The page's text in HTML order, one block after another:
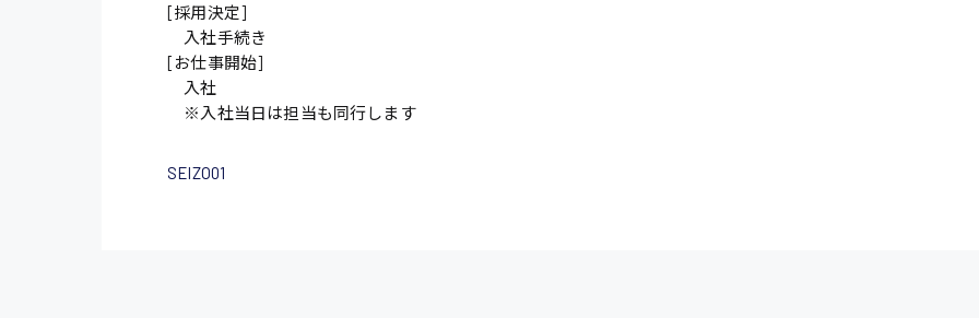
[採用決定]
入社手続き
[お仕事開始]
入社
※入社当日は担当も同行します
SEIZO01